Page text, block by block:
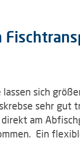
sich
sehr gut
am
Ein